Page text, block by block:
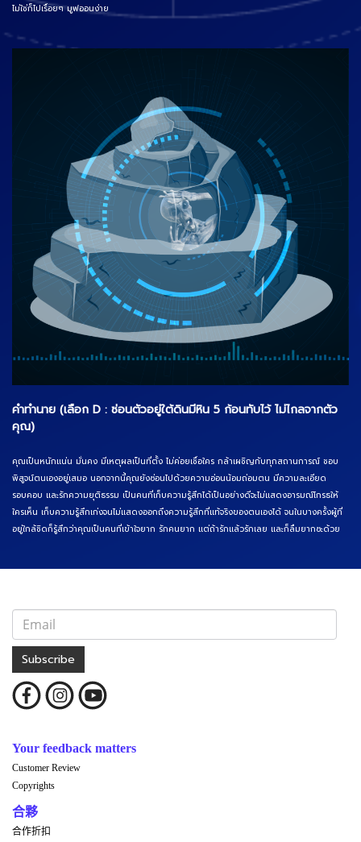
ไม่ใช่ก็ไปเรื่อยๆ มูฟออนง่าย
คำทำนาย (เลือก D : ซ่อนตัวอยู่ใต้ดินมีหิน 5 ก้อนทับไว้ ไม่ไกลจากตัว
คุณ)
คุณเป็นหนักแน่น มั่นคง มีเหตุผลเป็นที่ตั้ง ไม่ค่อยเชื่อใคร กล้าเผชิญกับทุกสถานการณ์ ชอบ
พิสูจน์ตนเองอยู่เสมอ นอกจากนี้คุณยังซ่อนไปด้วยความอ่อนน้อมถ่อมตน มีความละเอียด
รอบคอบ และรักความยุติธรรม เป็นคนที่เก็บความรู้สึกได้เป็นอย่างดีจะไม่แสดงอารมณ์โกรธให้
ใครเห็น เก็บความรู้สึกเก่งจนไม่แสดงออกถึงความรู้สึกที่แท้จริงของตนเองได้ จนในบางครั้งผู้ที่
อยู่ใกล้ชิดก็รู้สึกว่าคุณเป็นคนที่เข้าใจยาก รักคนยาก แต่ถ้ารักแล้วรักเลย และก็ลืมยากซะด้วย
Subscribe
Your feedback matters
Customer Review
Copyrights
合夥
合作折扣